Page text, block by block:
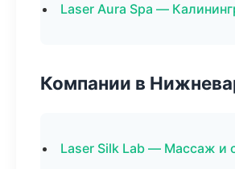
Laser Aura Spa —
Компании в
Laser Silk Lab — Массаж и